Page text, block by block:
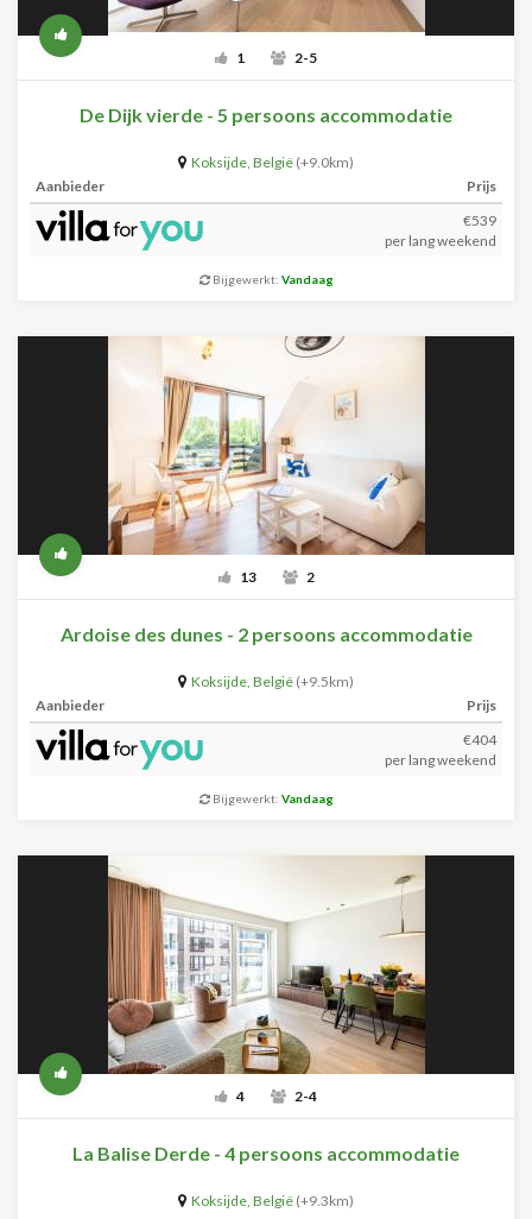
1 2-5
De Dijk vierde - 5 persoons accommodatie
Koksijde, België (+9.0km)
Aanbieder
Prijs
€539
per lang weekend
Bijgewerkt: Vandaag
13 2
Ardoise des dunes - 2 persoons accommodatie
Koksijde, België (+9.5km)
Aanbieder
Prijs
€404
per lang weekend
Bijgewerkt: Vandaag
4 2-4
La Balise Derde - 4 persoons accommodatie
Koksijde, België (+9.3km)